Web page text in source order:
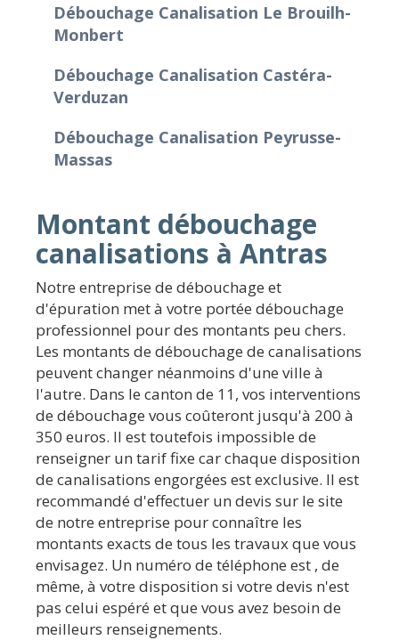
Débouchage Canalisation Le Brouilh-
Monbert
Débouchage Canalisation Castéra-
Verduzan
Débouchage Canalisation Peyrusse-
Massas
Montant débouchage
canalisations à Antras
Notre entreprise de débouchage et
d'épuration met à votre portée débouchage
professionnel pour des montants peu chers.
Les montants de débouchage de canalisations
peuvent changer néanmoins d'une ville à
l'autre. Dans le canton de 11, vos interventions
de débouchage vous coûteront jusqu'à 200 à
350 euros. Il est toutefois impossible de
renseigner un tarif fixe car chaque disposition
de canalisations engorgées est exclusive. Il est
recommandé d'effectuer un devis sur le site
de notre entreprise pour connaître les
montants exacts de tous les travaux que vous
envisagez. Un numéro de téléphone est , de
même, à votre disposition si votre devis n'est
pas celui espéré et que vous avez besoin de
meilleurs renseignements.